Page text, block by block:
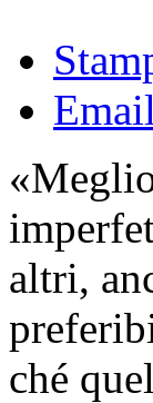
Email
altri,
ché